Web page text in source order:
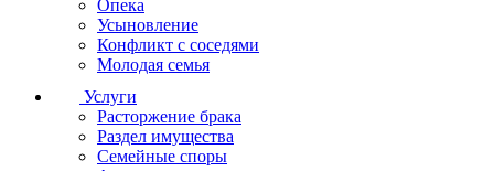
Опека
Усыновление
Конфликт с соседями
Молодая семья
Услуги
Расторжение брака
Раздел имущества
Семейные споры